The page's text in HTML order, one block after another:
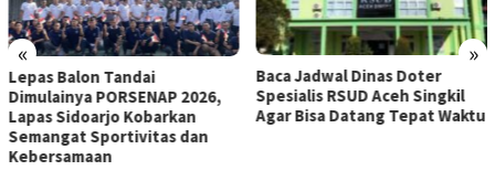
« »
Baca Jadwal Dinas Doter
Spesialis RSUD Aceh Singkil
Agar Bisa Datang Tepat Waktu
PT Bank Syariah Aceh Singkil
peringati Hut ke 53 Semoga
Bank Aceh Tetap Amanah